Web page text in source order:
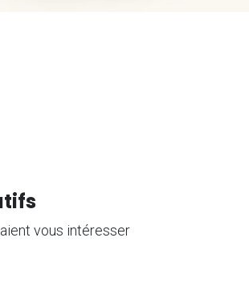
vous intéresser